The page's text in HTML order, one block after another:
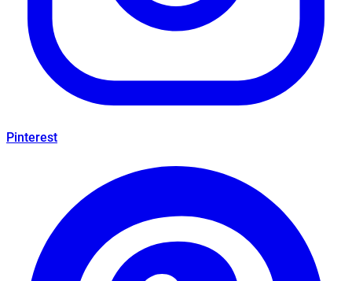
Pinterest